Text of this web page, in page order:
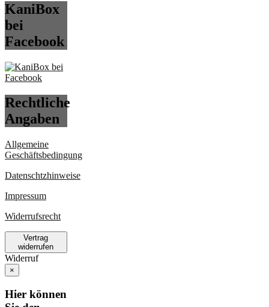
KaniBox
bei
Facebook
Rechtliche
Angaben
Allgemeine
Geschäftsbedingung
Datenschtzhinweise
Impressum
Widerrufsrecht
Vertrag
widerrufen
Widerruf
×
Hier können